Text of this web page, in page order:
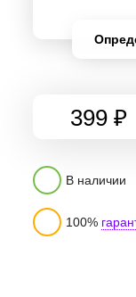
399 ₽
В наличии
100%